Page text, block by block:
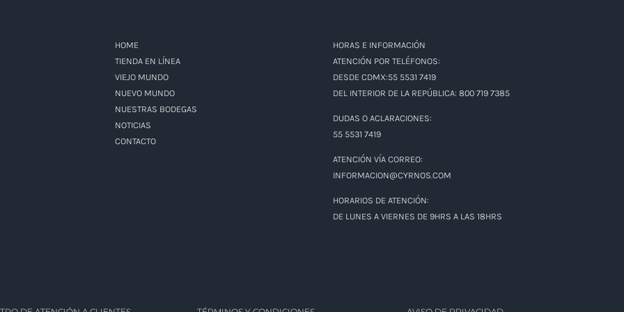
HOME
TIENDA EN LÍNEA
VIEJO MUNDO
NUEVO MUNDO
NUESTRAS BODEGAS
NOTICIAS
CONTACTO
HORAS E INFORMACIÓN
ATENCIÓN POR TELÉFONOS:
DESDE CDMX:55 5531 7419
DEL INTERIOR DE LA REPÚBLICA: 800 719 7385
DUDAS O ACLARACIONES:
55 5531 7419
ATENCIÓN VÍA CORREO:
INFORMACION@CYRNOS.COM
HORARIOS DE ATENCIÓN:
DE LUNES A VIERNES DE 9HRS A LAS 18HRS